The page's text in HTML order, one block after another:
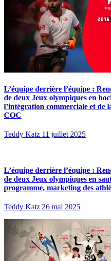
L’équipe derrière l’équipe :
de deux Jeux olympiques en
l’intégration commerciale et de
COC
Teddy Katz 11 juillet 2025
L’équipe derrière l’équipe :
de deux Jeux olympiques en
programme, marketing des
Teddy Katz 26 mai 2025